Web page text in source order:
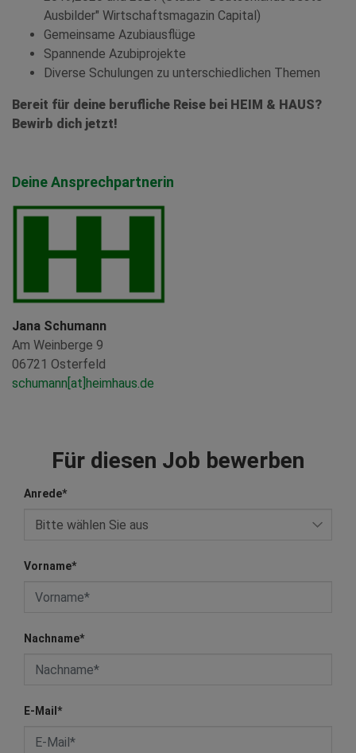
Ausbilder" Wirtschaftsmagazin Capital)
Gemeinsame Azubiausflüge
Spannende Azubiprojekte
Diverse Schulungen zu unterschiedlichen Themen
Bereit für deine berufliche Reise bei HEIM & HAUS?
Bewirb dich jetzt!
Deine Ansprechpartnerin
Jana Schumann
Am Weinberge 9
06721 Osterfeld
schumann[at]heimhaus.de
Für diesen Job bewerben
Anrede*
Vorname*
Nachname*
E-Mail *